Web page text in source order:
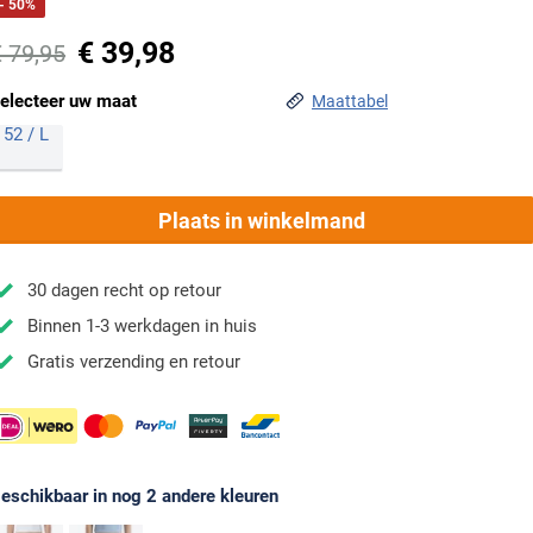
- 50%
79,95 € 39,98
uw maat Maattabel
52 / L
Plaats in winkelmand
30 dagen recht op retour
Binnen 1-3 werkdagen in huis
Gratis verzending en retour
in nog 2 andere kleuren